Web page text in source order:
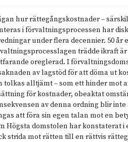
hur rättegångskostnader –
i förvaltningsprocessen har
under flera decennier. 50 år
trädde ikraft
oreglerad. I
av lagstöd för att döma ut
tolkas alltjämt – som ett hinder mot
för kostnader, obeaktat
av denna ordning blir
att föra sin egen talan mot en
Högsta domstolen har konstaterat i
strida mot rätten till en rättvis